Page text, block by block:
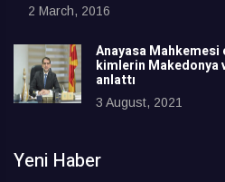
2 March, 2016
Anayasa Mahkemesi
kimlerin Makedonya
anlattı
3 August, 2021
Yeni Haber